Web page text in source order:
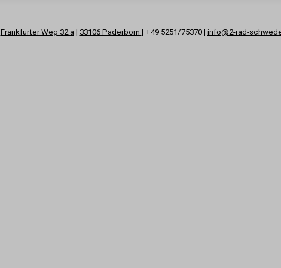
Frankfurter Weg 32 a | 33106 Paderborn | +49 5251/75370 | info@2-rad-